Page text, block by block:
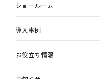
ショールーム
導入事例
お役立ち情報